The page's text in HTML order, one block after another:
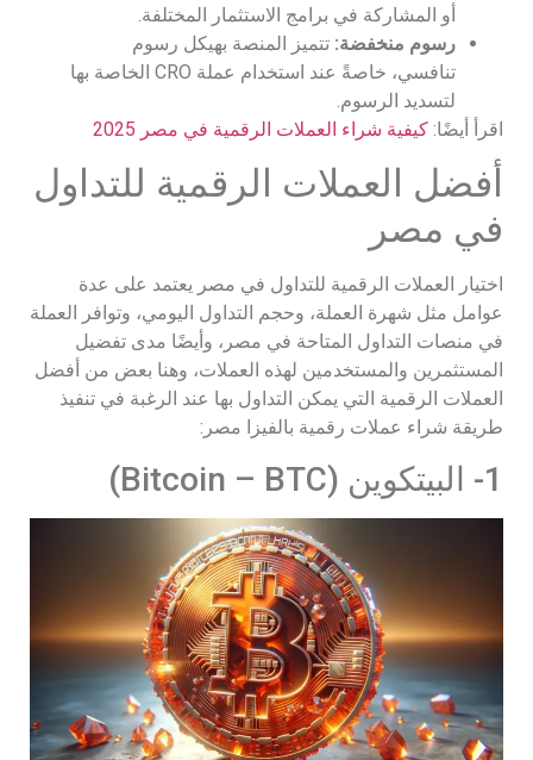
أو المشاركة في برامج الاستثمار المختلفة.
رسوم منخفضة: تتميز المنصة بهيكل رسوم
تنافسي، خاصةً عند استخدام عملة CRO الخاصة بها
لتسديد الرسوم.
اقرأ أيضًا: كيفية شراء العملات الرقمية في مصر 2025
أفضل العملات الرقمية للتداول
في مصر
اختيار العملات الرقمية للتداول في مصر يعتمد على عدة
عوامل مثل شهرة العملة، وحجم التداول اليومي، وتوافر العملة
في منصات التداول المتاحة في مصر، وأيضًا مدى تفضيل
المستثمرين والمستخدمين لهذه العملات، وهنا بعض من أفضل
العملات الرقمية التي يمكن التداول بها عند الرغبة في تنفيذ
طريقة شراء عملات رقمية بالفيزا مصر:
1- البيتكوين (Bitcoin – BTC)